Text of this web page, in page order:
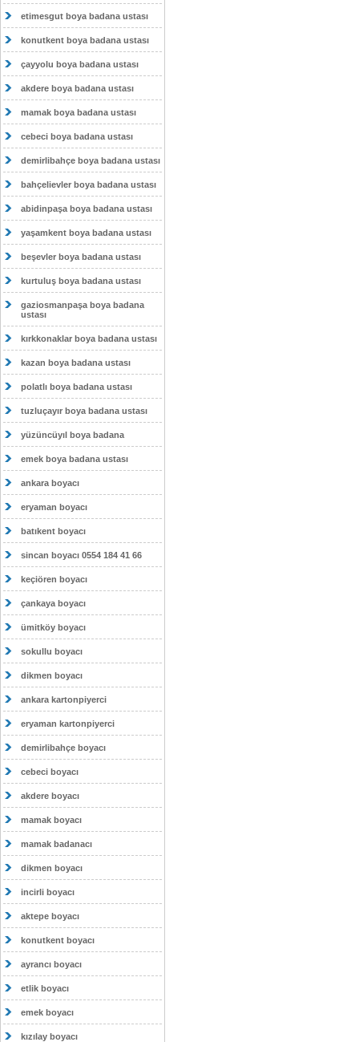
etimesgut boya badana ustası
konutkent boya badana ustası
çayyolu boya badana ustası
akdere boya badana ustası
mamak boya badana ustası
cebeci boya badana ustası
demirlibahçe boya badana ustası
bahçelievler boya badana ustası
abidinpaşa boya badana ustası
yaşamkent boya badana ustası
beşevler boya badana ustası
kurtuluş boya badana ustası
gaziosmanpaşa boya badana
ustası
kırkkonaklar boya badana ustası
kazan boya badana ustası
polatlı boya badana ustası
tuzluçayır boya badana ustası
yüzüncüyıl boya badana
emek boya badana ustası
ankara boyacı
eryaman boyacı
batıkent boyacı
sincan boyacı 0554 184 41 66
keçiören boyacı
çankaya boyacı
ümitköy boyacı
sokullu boyacı
dikmen boyacı
ankara kartonpiyerci
eryaman kartonpiyerci
demirlibahçe boyacı
cebeci boyacı
akdere boyacı
mamak boyacı
mamak badanacı
dikmen boyacı
incirli boyacı
aktepe boyacı
konutkent boyacı
ayrancı boyacı
etlik boyacı
emek boyacı
kızılay boyacı